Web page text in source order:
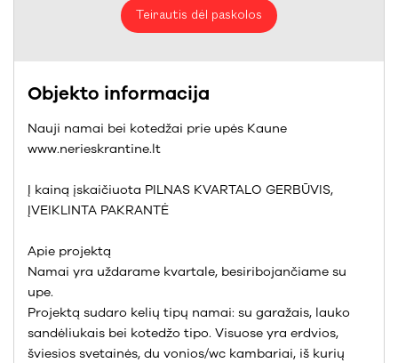
Teirautis dėl paskolos
Objekto informacija
Nauji namai bei kotedžai prie upės Kaune
www.nerieskrantine.lt
Į kainą įskaičiuota PILNAS KVARTALO GERBŪVIS,
ĮVEIKLINTA PAKRANTĖ
Apie projektą
Namai yra uždarame kvartale, besiribojančiame su
upe.
Projektą sudaro kelių tipų namai: su garažais, lauko
sandėliukais bei kotedžo tipo. Visuose yra erdvios,
šviesios svetainės, du vonios/wc kambariai, iš kurių